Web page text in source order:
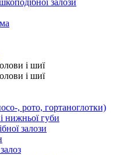
залози
і шиї
і шиї
, рото, гортаноглотки)
нижньої губи
залози